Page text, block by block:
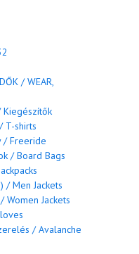
/ WEAR,
Kiegészítők
T-shirts
/ Freeride
/ Board Bags
/ Men Jackets
Women Jackets
/ Avalanche